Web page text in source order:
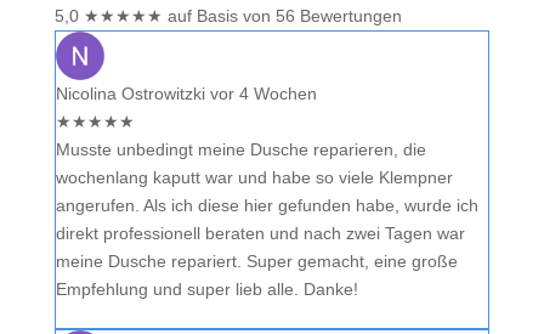
5,0 ★★★★★ auf Basis von 56 Bewertungen
Nicolina Ostrowitzki vor 4 Wochen
★★★★★
Musste unbedingt meine Dusche reparieren, die
wochenlang kaputt war und habe so viele Klempner
angerufen. Als ich diese hier gefunden habe, wurde ich
direkt professionell beraten und nach zwei Tagen war
meine Dusche repariert. Super gemacht, eine große
Empfehlung und super lieb alle. Danke!